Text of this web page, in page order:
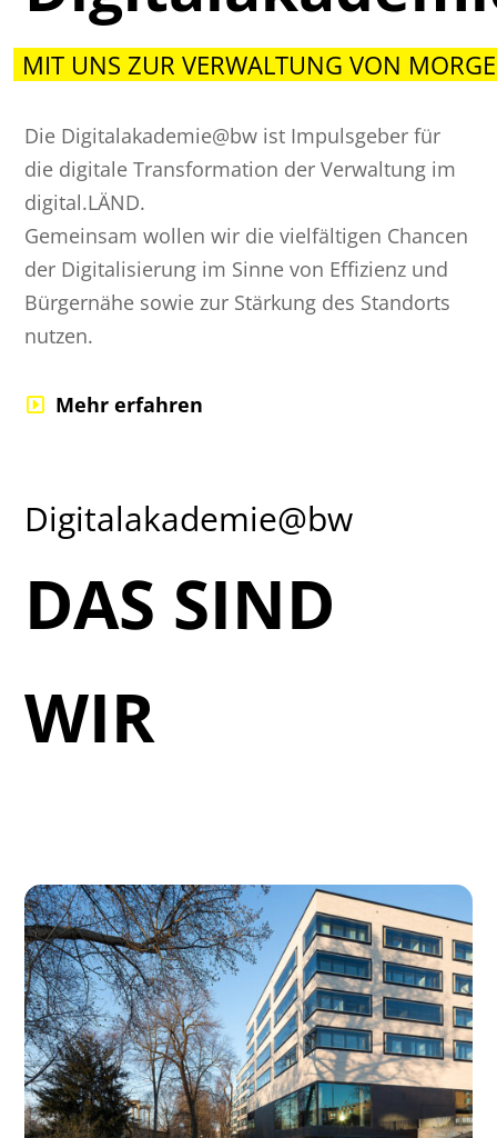
MIT UNS ZUR VERWALTUNG VON
Die Digitalakademie@bw ist Impulsgeber für
die digitale Transformation der Verwaltung im
digital.LÄND.
Gemeinsam wollen wir die vielfältigen Chancen
der Digitalisierung im Sinne von Effizienz und
Bürgernähe sowie zur Stärkung des Standorts
nutzen.
Mehr erfahren
Digitalakademie@bw
DAS SIND
WIR